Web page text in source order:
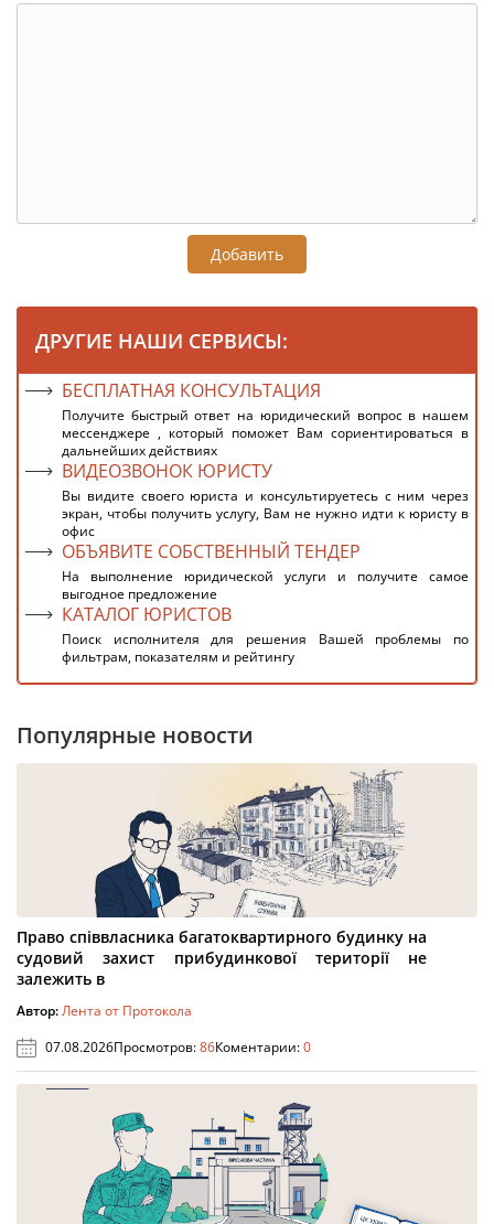
Добавить
ДРУГИЕ НАШИ СЕРВИСЫ:
БЕСПЛАТНАЯ КОНСУЛЬТАЦИЯ
Получите быстрый ответ на юридический вопрос в нашем
мессенджере , который поможет Вам сориентироваться в
дальнейших действиях
ВИДЕОЗВОНОК ЮРИСТУ
Вы видите своего юриста и консультируетесь с ним через
экран, чтобы получить услугу, Вам не нужно идти к юристу в
офис
ОБЪЯВИТЕ СОБСТВЕННЫЙ ТЕНДЕР
На выполнение юридической услуги и получите самое
выгодное предложение
КАТАЛОГ ЮРИСТОВ
Поиск исполнителя для решения Вашей проблемы по
фильтрам, показателям и рейтингу
Популярные новости
Право співвласника багатоквартирного будинку на
судовий захист прибудинкової території не
залежить в
Автор:Лента от Протокола
07.08.2026Просмотров:86Коментарии:0